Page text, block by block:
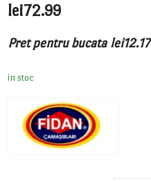
lei72.99
Pret pentru bucata lei12.17
in stoc